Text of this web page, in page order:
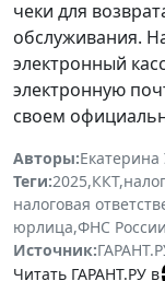
чеки для
обслуживания.
электронный
электронную
своем
Авторы:
Теги:2025,ККТ,
налоговая
юрлица,ФНС России
Источник:
Читать ГАРАНТ.РУ в